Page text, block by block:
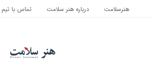
هنرسلامت درباره هنر سلامت تماس با